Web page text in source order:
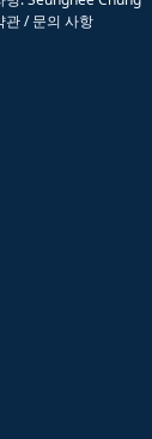
관/문의 사항